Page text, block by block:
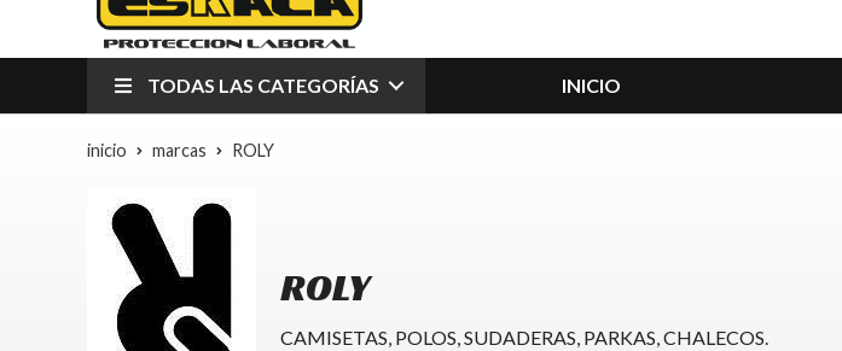
TODAS LAS CATEGORÍAS INICIO
inicio marcas ROLY
ROLY
CAMISETAS, POLOS, SUDADERAS, PARKAS, CHALECOS.